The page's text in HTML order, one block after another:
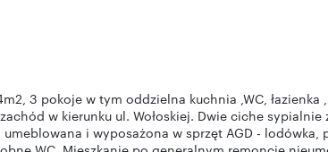
3 pokoje w tym oddzielna kuchnia ,WC,
w kierunku ul. Wołoskiej. Dwie ciche
umeblowana i wyposażona w sprzęt AGD - lodówka,